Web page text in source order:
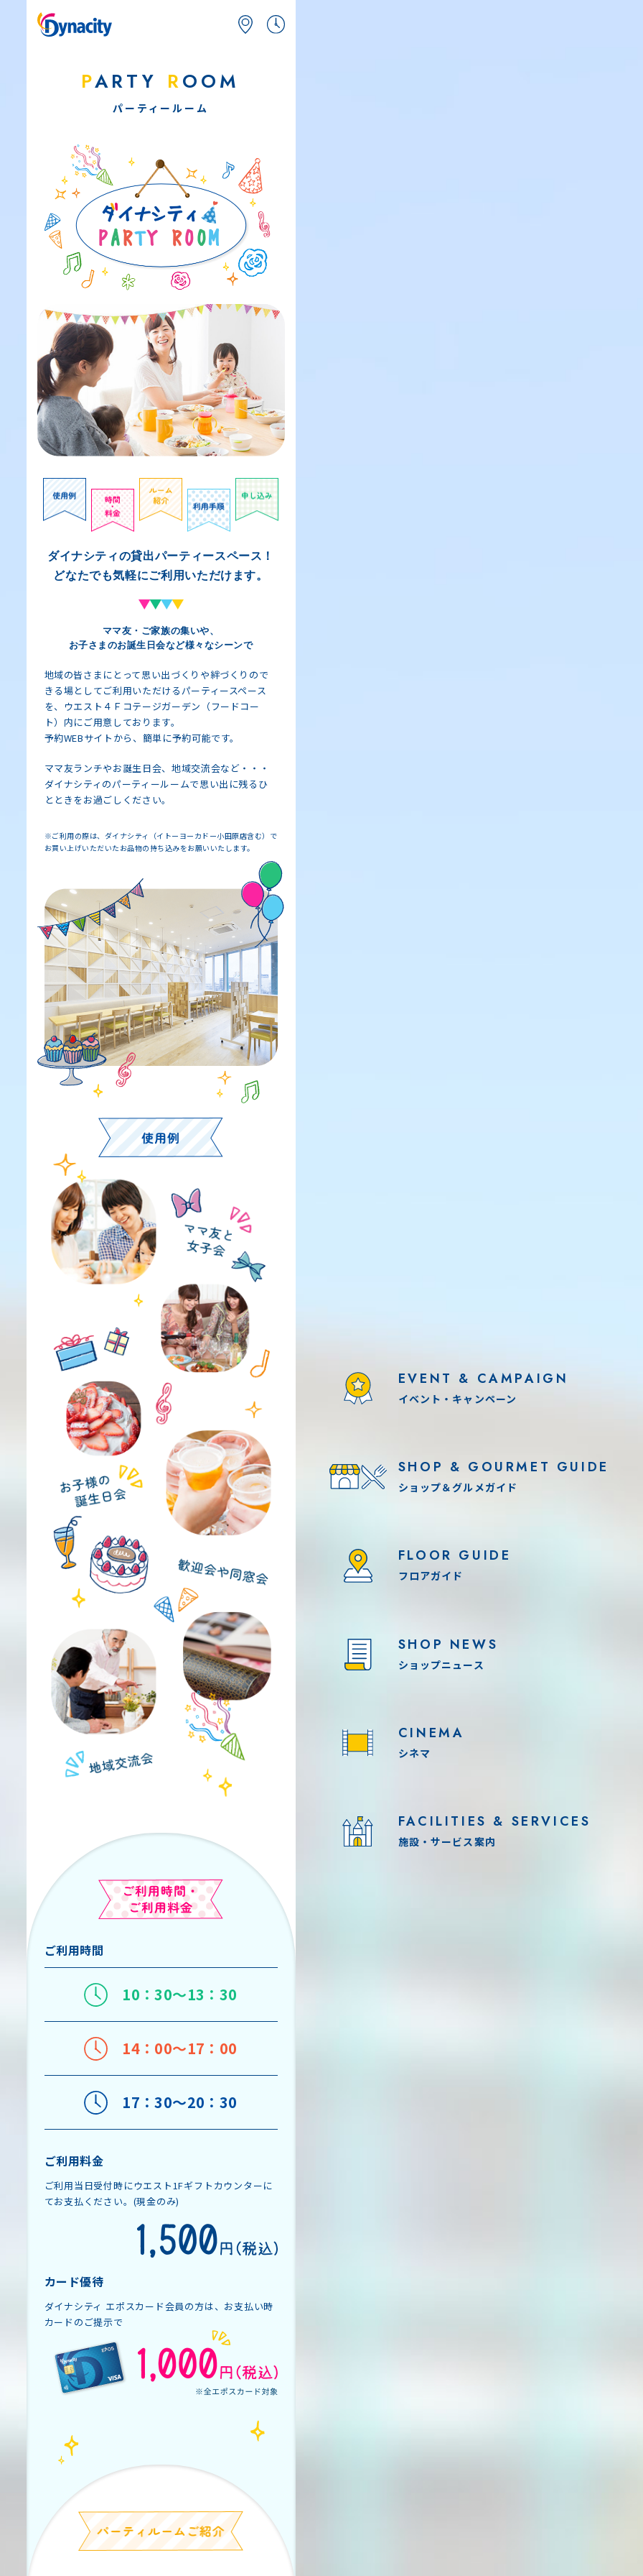
PARTY ROOM
パーティールーム
ダイナシティの貸出パーティースペース！
どなたでも気軽にご利用いただけます。
ママ友・ご家族の集いや、
お子さまのお誕生日会など様々なシーンで
地域の皆さまにとって思い出づくりや絆づくりので
きる場としてご利用いただけるパーティースペース
を、ウエスト４Ｆコテージガーデン（フードコー
ト）内にご用意しております。
予約WEBサイトから、簡単に予約可能です。
ママ友ランチやお誕生日会、地域交流会など・・・
ダイナシティのパーティールームで思い出に残るひ
とときをお過ごしください。
※ご利用の際は、ダイナシティ（イトーヨーカドー小田原店含む）で
お買い上げいただいたお品物の持ち込みをお願いいたします。
ご利用時間
10：30～13：30
14：00～17：00
17：30～20：30
ご利用料金
ご利用当日受付時にウエスト1Fギフトカウンターに
てお支払ください。(現金のみ)
カード優待
ダイナシティ エポスカード会員の方は、お支払い時
カードのご提示で
EVENT & CAMPAIGN
イベント・キャンペーン
SHOP & GOURMET GUIDE
ショップ＆グルメガイド
FLOOR GUIDE
フロアガイド
SHOP NEWS
ショップニュース
CINEMA
シネマ
FACILITIES & SERVICES
施設・サービス案内